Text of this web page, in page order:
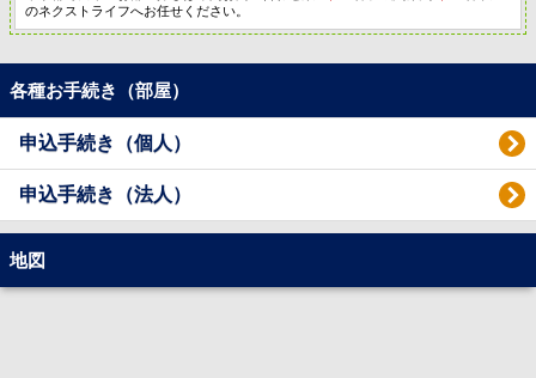
のネクストライフへお任せください。
各種お手続き（部屋）
申込手続き（個人）
申込手続き（法人）
地図